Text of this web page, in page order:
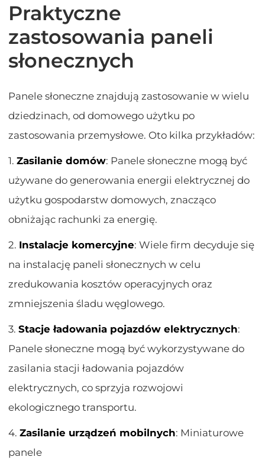
Praktyczne
zastosowania paneli
słonecznych
Panele słoneczne znajdują zastosowanie w wielu
dziedzinach, od domowego użytku po
zastosowania przemysłowe. Oto kilka przykładów:
1.Zasilanie domów: Panele słoneczne mogą być
używane do generowania energii elektrycznej do
użytku gospodarstw domowych, znacząco
obniżając rachunki za energię.
2. Instalacje komercyjne: Wiele firm decyduje się
na instalację paneli słonecznych w celu
zredukowania kosztów operacyjnych oraz
zmniejszenia śladu węglowego.
3.Stacje ładowania pojazdów elektrycznych:
Panele słoneczne mogą być wykorzystywane do
zasilania stacji ładowania pojazdów
elektrycznych, co sprzyja rozwojowi
ekologicznego transportu.
4.Zasilanie urządzeń mobilnych: Miniaturowe
panele